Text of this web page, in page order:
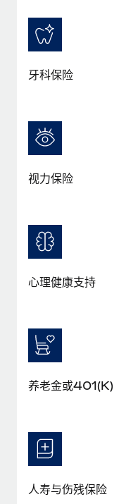
防范合规风险
在全球范围内配置和
快速建立合规实体
人员调配与搬迁
At a glance Discover
journey management
了解更多
Reverse Tech's
Remote for
Reverse Tech at a
博客
EOR compliance
了解更多
Most teams hear
six-month project
牙科保险
视力保险
心理健康支持
养老金或401(K)
人寿与伤残保险